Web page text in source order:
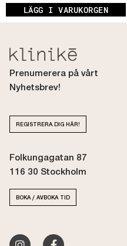
LÄGG I VARUKORGEN
Prenumerera på vårt
Nyhetsbrev!
REGISTRERA DIG HÄR!
Folkungagatan 87
116 30 Stockholm
BOKA / AVBOKA TID